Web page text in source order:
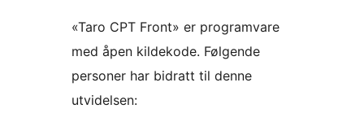
«Taro CPT Front» er programvare
med åpen kildekode. Følgende
personer har bidratt til denne
utvidelsen: